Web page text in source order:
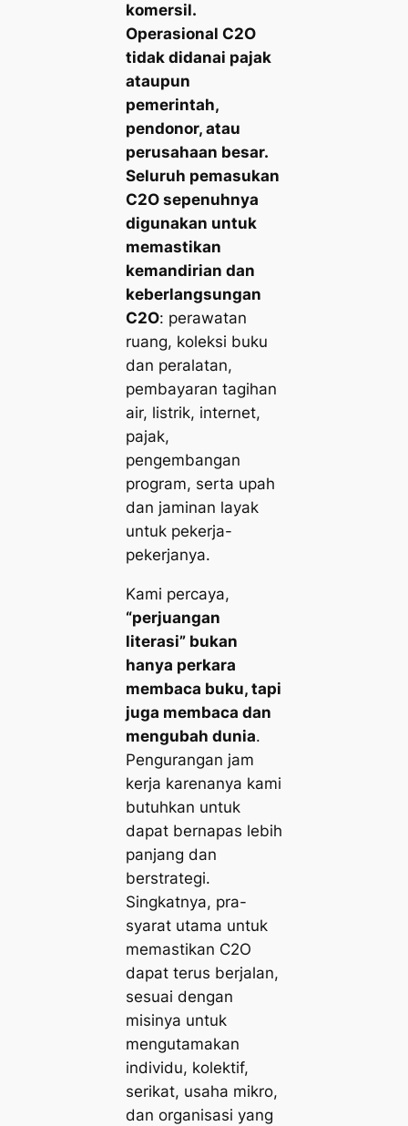
komersil.
Operasional C2O
tidak didanai pajak
ataupun
pemerintah,
pendonor, atau
perusahaan besar.
Seluruh pemasukan
C2O sepenuhnya
digunakan untuk
memastikan
kemandirian dan
keberlangsungan
C2O: perawatan
ruang, koleksi buku
dan peralatan,
pembayaran tagihan
air, listrik, internet,
pajak,
pengembangan
program, serta upah
dan jaminan layak
untuk pekerja-
pekerjanya.
Kami percaya,
“perjuangan
literasi” bukan
hanya perkara
membaca buku, tapi
juga membaca dan
mengubah dunia.
Pengurangan jam
kerja karenanya kami
butuhkan untuk
dapat bernapas lebih
panjang dan
berstrategi.
Singkatnya, pra-
syarat utama untuk
memastikan C2O
dapat terus berjalan,
sesuai dengan
misinya untuk
mengutamakan
individu, kolektif,
serikat, usaha mikro,
dan organisasi yang